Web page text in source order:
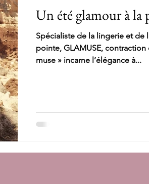
Un été glamour à la
Spécialiste de la lingerie et de
pointe, GLAMUSE,
muse » incarne l’élégance à...